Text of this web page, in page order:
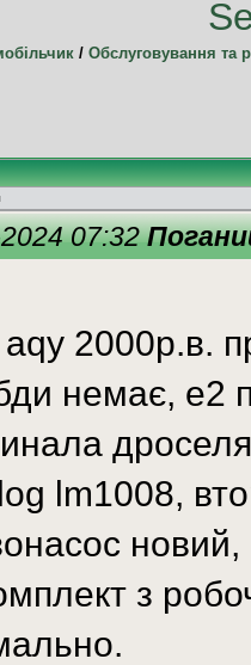
/ Обслуговування та
07:32
2000р.в.
немає, е2
lm1008,
з